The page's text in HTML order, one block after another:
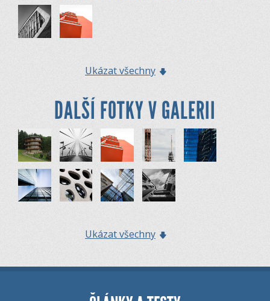
Ukázat všechny
DALŠÍ FOTKY V GALERII
Ukázat všechny